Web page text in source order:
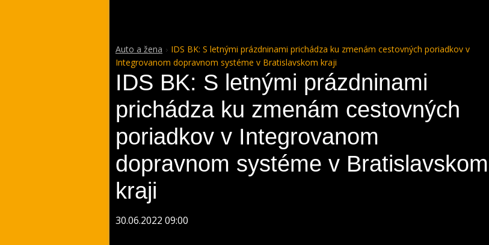
Auto a žena
IDS BK: S letnými prázdninami prichádza ku zmenám cestovných poriadkov v
Integrovanom dopravnom systéme v Bratislavskom kraji
IDS BK: S letnými prázdninami
prichádza ku zmenám cestovných
poriadkov v Integrovanom
dopravnom systéme v Bratislavskom
kraji
30.06.2022 09:00